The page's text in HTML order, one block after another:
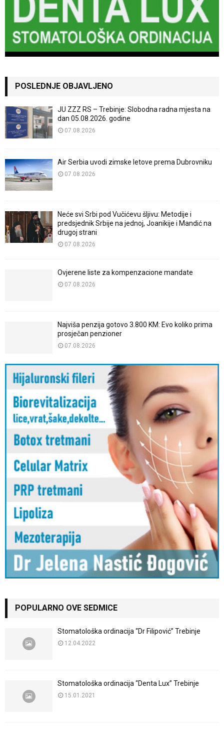
POSLEDNJE OBJAVLJENO
JU ZZZ RS – Trebinje: Slobodna radna mjesta na
dan 05.08.2026. godine
07.08.2026
Air Serbia uvodi zimske letove prema Dubrovniku
07.08.2026
Neće svi Srbi pod Vučićevu šljivu: Metodije i
predsjednik Srbije na jednoj, Joanikije i Mandić na
drugoj strani
07.08.2026
Ovjerene liste za kompenzacione mandate
07.08.2026
Najviša penzija gotovo 3.800 KM: Evo koliko prima
prosječan penzioner
07.08.2026
POPULARNO OVE SEDMICE
Stomatološka ordinacija “Dr Filipović” Trebinje
12.04.2022
Stomatološka ordinacija “Denta Lux” Trebinje
15.01.2021